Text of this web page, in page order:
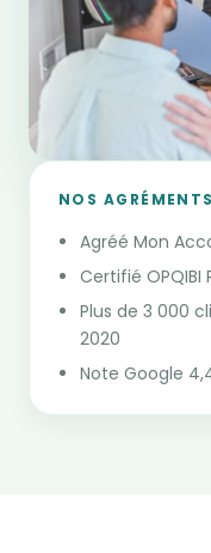
NOS AGRÉMENTS
Agréé Mon
Certifié OPQIBI
Plus de 3 000
2020
Note Google